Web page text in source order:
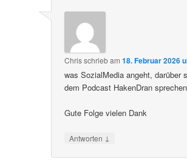
Chrisschriebam18. Februar 2026
was SozialMedia angeht, darüber
dem Podcast HakenDran
Gute Folge vielen Dank
Antworten ↓